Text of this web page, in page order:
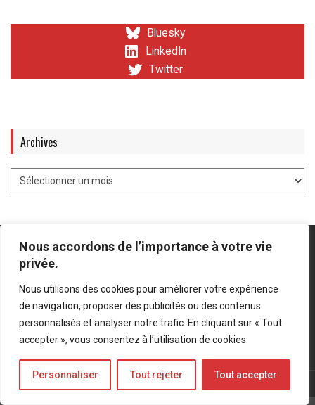
Nous accordons de l’importance à votre vie
privée.
Nous utilisons des cookies pour améliorer votre expérience
de navigation, proposer des publicités ou des contenus
personnalisés et analyser notre trafic. En cliquant sur « Tout
accepter », vous consentez à l’utilisation de cookies.
Personnaliser Tout rejeter Tout accepter
Bluesky
LinkedIn
Twitter
Archives
Mentions légales-Politique de confidentialité
Bluesky
LinkedIn
Twitter
© Forces Operations Blog - 2022